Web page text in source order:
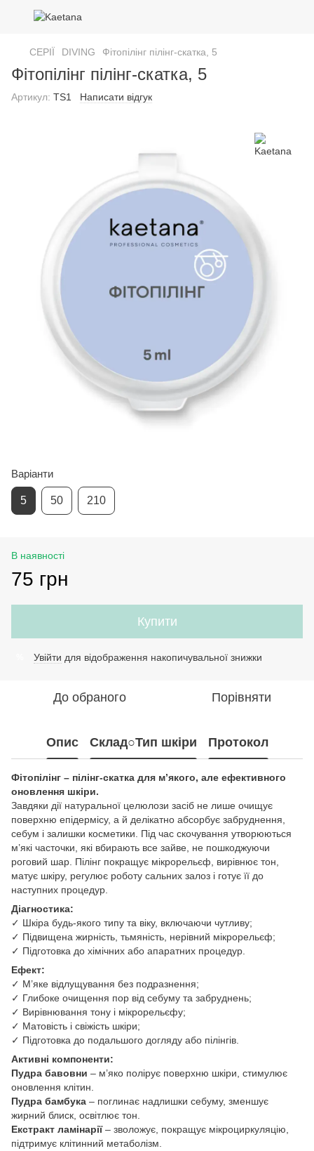
СЕРІЇ DIVING Фітопілінг пілінг-скатка, 5
Фітопілінг пілінг-скатка, 5
Артикул: TS1 Написати відгук
Варіанти
5 50 210
В наявності
75 грн
Купити
Увійти для відображення накопичувальної знижки
До обраного Порівняти
Опис Склад○Тип шкіри Протокол
Фітопілінг – пілінг-скатка для м’якого, але ефективного
оновлення шкіри.
Завдяки дії натуральної целюлози засіб не лише очищує
поверхню епідермісу, а й делікатно абсорбує забруднення,
себум і залишки косметики. Під час скочування утворюються
м’які часточки, які вбирають все зайве, не пошкоджуючи
роговий шар. Пілінг покращує мікрорельєф, вирівнює тон,
матує шкіру, регулює роботу сальних залоз і готує її до
наступних процедур.
Діагностика:
✓ Шкіра будь-якого типу та віку, включаючи чутливу;
✓ Підвищена жирність, тьмяність, нерівний мікрорельєф;
✓ Підготовка до хімічних або апаратних процедур.
Ефект:
✓ М’яке відлущування без подразнення;
✓ Глибоке очищення пор від себуму та забруднень;
✓ Вирівнювання тону і мікрорельєфу;
✓ Матовість і свіжість шкіри;
✓ Підготовка до подальшого догляду або пілінгів.
Активні компоненти:
Пудра бавовни – м’яко полірує поверхню шкіри, стимулює
оновлення клітин.
Пудра бамбука – поглинає надлишки себуму, зменшує
жирний блиск, освітлює тон.
Екстракт ламінарії– зволожує, покращує мікроциркуляцію,
підтримує клітинний метаболізм.